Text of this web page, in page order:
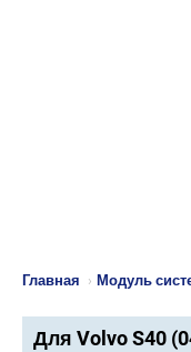
Главная › Модуль
Для Volvo S40